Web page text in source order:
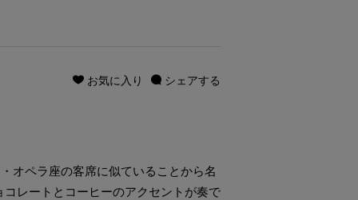
シェアする
お気に入り
オペラ座の客席に似ていることから名
レートとコーヒーのアクセントが奏で